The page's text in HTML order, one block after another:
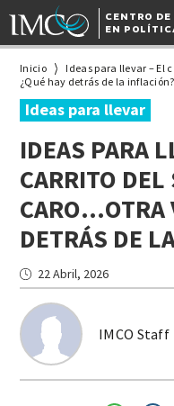
CENTRO
EN
Inicio
Ideas para llevar – El
¿Qué hay detrás de la inflación?
Ideas para llevar
IDEAS PARA
CARRITO DEL
CARO…OTRA
DETRÁS DE
IMCO Staff
22 Abril, 2026